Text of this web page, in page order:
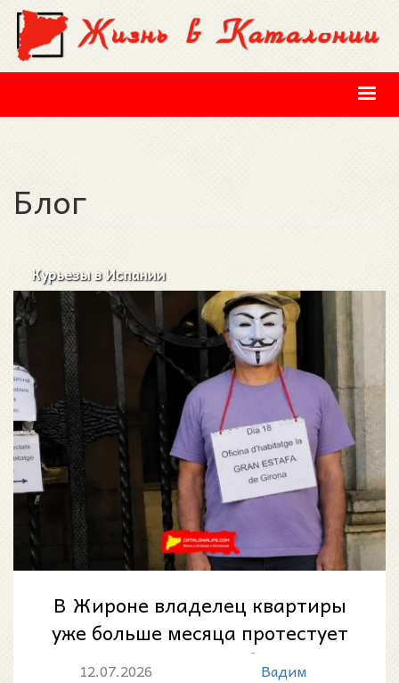
Перейти к основному содержанию
Блог
Курьезы в Испании
В Жироне владелец квартиры
уже больше месяца протестует
из-за пропавшей мебели после
12.07.2026
Вадим